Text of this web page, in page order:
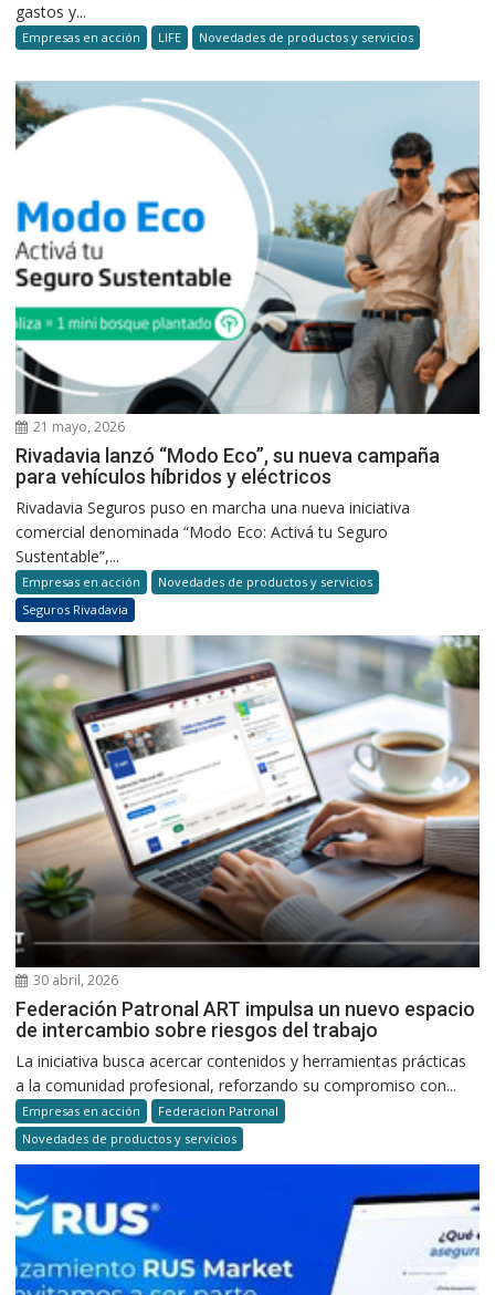
gastos y...
Empresas en acción LIFE Novedades de productos y servicios
21 mayo, 2026
Rivadavia lanzó “Modo Eco”, su nueva campaña
para vehículos híbridos y eléctricos
Rivadavia Seguros puso en marcha una nueva iniciativa
comercial denominada “Modo Eco: Activá tu Seguro
Sustentable”,...
Empresas en acción
Novedades de productos y servicios
Seguros Rivadavia
30 abril, 2026
Federación Patronal ART impulsa un nuevo espacio
de intercambio sobre riesgos del trabajo
La iniciativa busca acercar contenidos y herramientas prácticas
a la comunidad profesional, reforzando su compromiso con...
Empresas en acción
Federacion Patronal
Novedades de productos y servicios